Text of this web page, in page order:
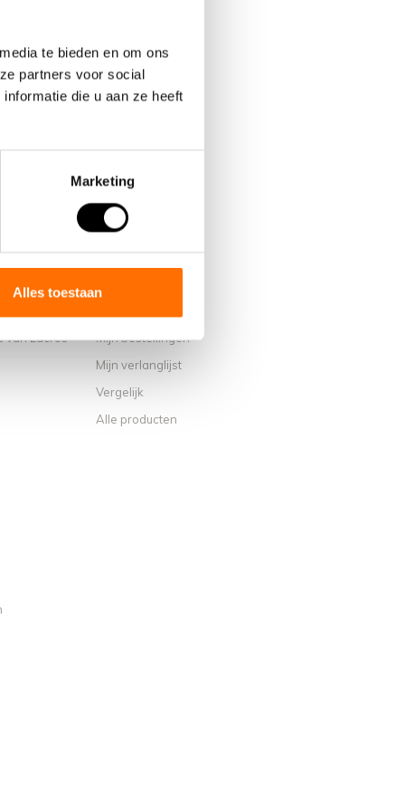
te bieden en om ons
partners voor social
die u aan ze heeft
Marketing
Alles toestaan
van Lacros
Mijn bestellingen
Mijn verlanglijst
Vergelijk
Alle producten